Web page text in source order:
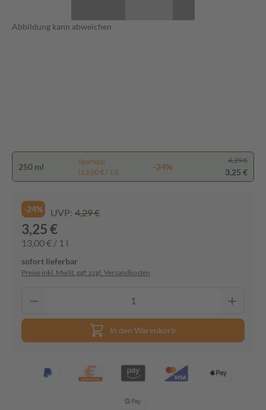
Abbildung kann abweichen
250 ml
Spartipp
(13,00 € / 1 l)
-24%
4,29 €
3,25 €
-24% UVP: 4,29 €
3,25 €
13,00 € / 1 l
sofort lieferbar
Preise inkl. MwSt. ggf. zzgl. Versandkosten
In den Warenkorb